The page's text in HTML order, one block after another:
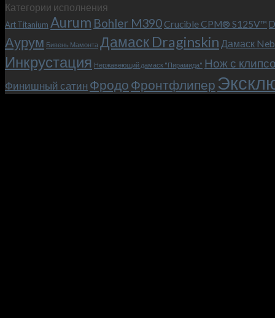
Категории исполнения
Art Titanium Aurum Bohler M390Crucible CPM® S125V™
Аурум Бивень Мамонта Дамаск Draginskin Дамаск
Инкрустация Нержавеющий дамаск "Пирамида" Нож с
Финишный сатин Фродо Фронтфлипер